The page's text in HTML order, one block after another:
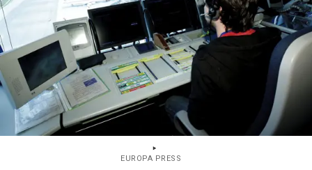
EUROPA PRESS